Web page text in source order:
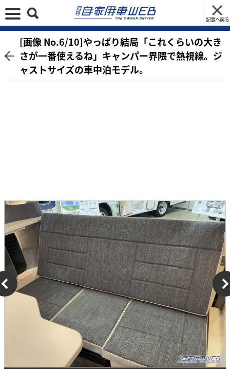
記事へ戻る
[画像 No.6/10]やっぱり結局「これくらいの大き
さが一番使えるね」キャンパー界隈で熱視線。ジ
ャストサイズの車中泊モデル。